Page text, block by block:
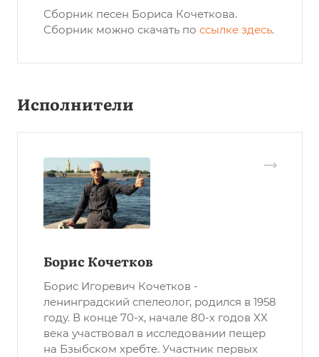
Сборник песен Бориса Кочеткова.
Сборник можно скачать по ссылке здесь.
Исполнители
Борис Кочетков
Борис Игоревич Кочетков -
ленинградский спелеолог, родился в 1958
году. В конце 70-х, начале 80-х годов XX
века участвовал в исследовании пещер
на Бзыбском хребте. Участник первых